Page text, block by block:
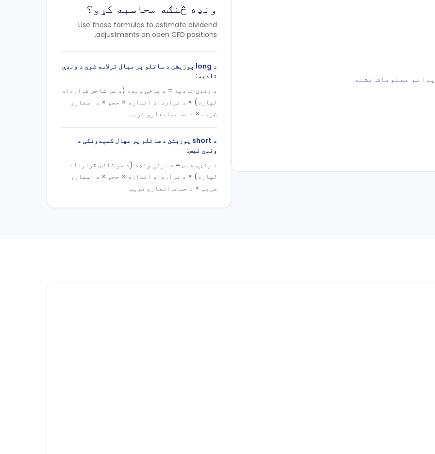
معلومات نشته.
ونډه څنګه محاسبه کړو؟
Use these formulas to estimate dividend
adjustments on open CFD positions.
د long پوزېشن د ساتلو پر مهال ترلاسه شوې د ونډې
تادیه:
د ونډې تادیه = د برخې ونډه (د هر شاخص قرارداد
لپاره) × د قرارداد اندازه × حجم × د اسعارو
ضریب × د حساب اسعارو ضریب
د short پوزېشن د ساتلو پر مهال کمېدونکی د
ونډې فیس:
د ونډې فیس = د برخې ونډه (د هر شاخص قرارداد
لپاره) × د قرارداد اندازه × حجم × د اسعارو
ضریب × د حساب اسعارو ضریب